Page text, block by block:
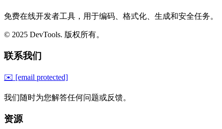
免费在线开发者工具，用于编码、格式化、生成和安全任务。
© 2025 DevTools. 版权所有。
联系我们
✉️ [email protected]
我们随时为您解答任何问题或反馈。
资源